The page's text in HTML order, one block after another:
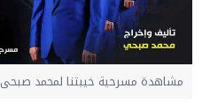
مشاهدة مسرحية خيبتنا لمحمد صبحى